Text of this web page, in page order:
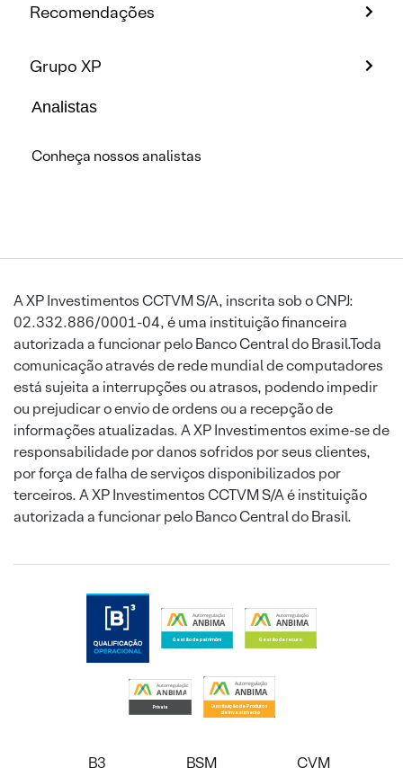
Recomendações
Grupo XP
Analistas
Conheça nossos analistas
A XP Investimentos CCTVM S/A, inscrita sob o CNPJ:
02.332.886/0001-04, é uma instituição financeira
autorizada a funcionar pelo Banco Central do Brasil.Toda
comunicação através de rede mundial de computadores
está sujeita a interrupções ou atrasos, podendo impedir
ou prejudicar o envio de ordens ou a recepção de
informações atualizadas. A XP Investimentos exime-se de
responsabilidade por danos sofridos por seus clientes,
por força de falha de serviços disponibilizados por
terceiros. A XP Investimentos CCTVM S/A é instituição
autorizada a funcionar pelo Banco Central do Brasil.
B3 BSM CVM